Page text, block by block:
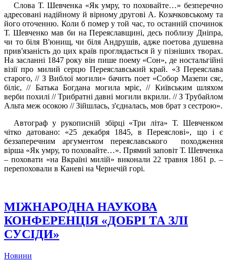
Слова Т. Шевченка «Як умру, то поховайте…» безперечно
адресовані надійному й вірному другові А. Козачковському та
його оточенню. Коли б помер у той час, то останній спочинок
Т. Шевченко мав би на Переяславщині, десь поблизу Дніпра,
чи то біля В'юнищ, чи біля Андрушів, адже поетова душевна
прив'язаність до цих країв проглядається й у пізніших творах.
На засланні 1847 року він пише поему «Сон», де ностальгійні
візії про милий серцю Переяславський край. «З Переяслава
старого, // З Виблої могили» бачить поет «Собор Мазепи сяє,
біліє, // Батька Богдана могила мріє, // Київським шляхом
верби похилі // Трибратні давні могили вкрили. // З Трубайлом
Альта меж осокою // Зійшлась, з'єдналась, мов брат з сестрою».
Автограф у рукописній збірці «Три літа» Т. Шевченком
чітко датовано: «25 декабря 1845, в Переяслові», що і є
беззаперечним аргументом переяславського походження
вірша «Як умру, то поховайте…». Прямий заповіт Т. Шевченка
– поховати «на Вкраїні милій» виконали 22 травня 1861 р. –
перепоховали в Каневі на Чернечій горі.
МІЖНАРОДНА НАУКОВА
КОНФЕРЕНЦІЯ «ДОБРІ ТА ЗЛІ
СУСІДИ»
Новини